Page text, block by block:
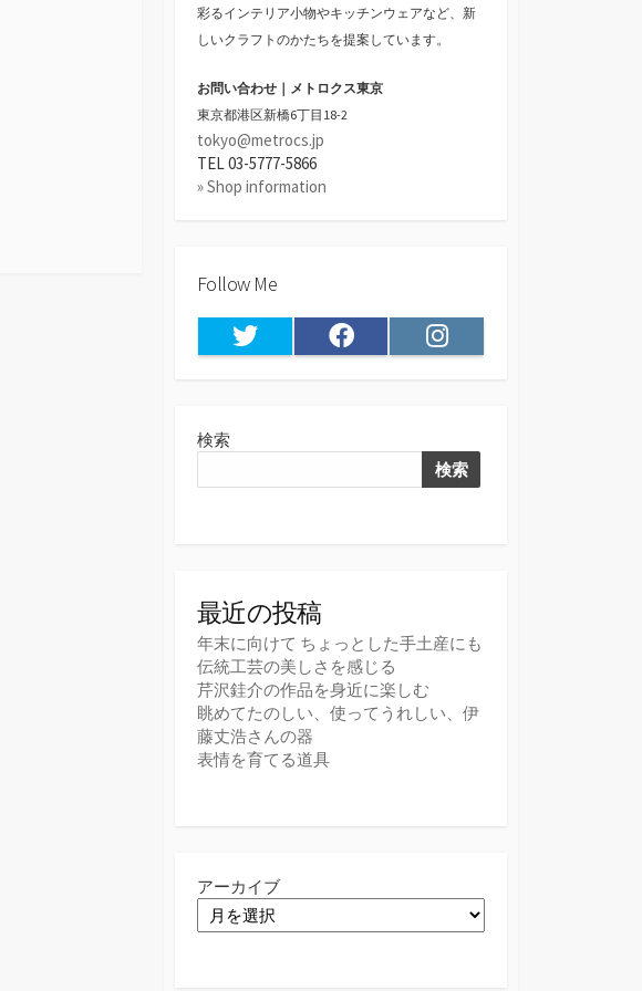
彩るインテリア小物やキッチンウェアなど、新
しいクラフトのかたちを提案しています。
お問い合わせ｜メトロクス東京
東京都港区新橋6丁目18-2
tokyo@metrocs.jp
TEL 03-5777-5866
» Shop information
Follow Me
Twitter Facebook Instagram
検索
検索
最近の投稿
年末に向けて ちょっとした手土産にも
伝統工芸の美しさを感じる
芹沢銈介の作品を身近に楽しむ
眺めてたのしい、使ってうれしい、伊
藤丈浩さんの器
表情を育てる道具
アーカイブ